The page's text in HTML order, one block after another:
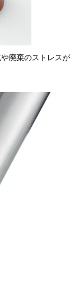
廃棄のストレスが